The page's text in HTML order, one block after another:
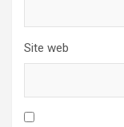
Site web